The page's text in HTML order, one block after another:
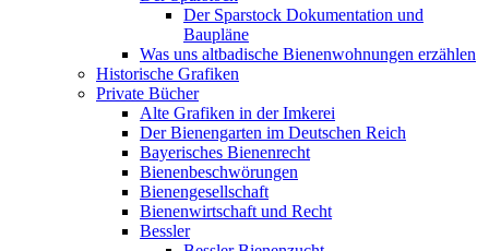
Der Sparstock Dokumentation und
Baupläne
Was uns altbadische Bienenwohnungen erzählen
Historische Grafiken
Private Bücher
Alte Grafiken in der Imkerei
Der Bienengarten im Deutschen Reich
Bayerisches Bienenrecht
Bienenbeschwörungen
Bienengesellschaft
Bienenwirtschaft und Recht
Bessler